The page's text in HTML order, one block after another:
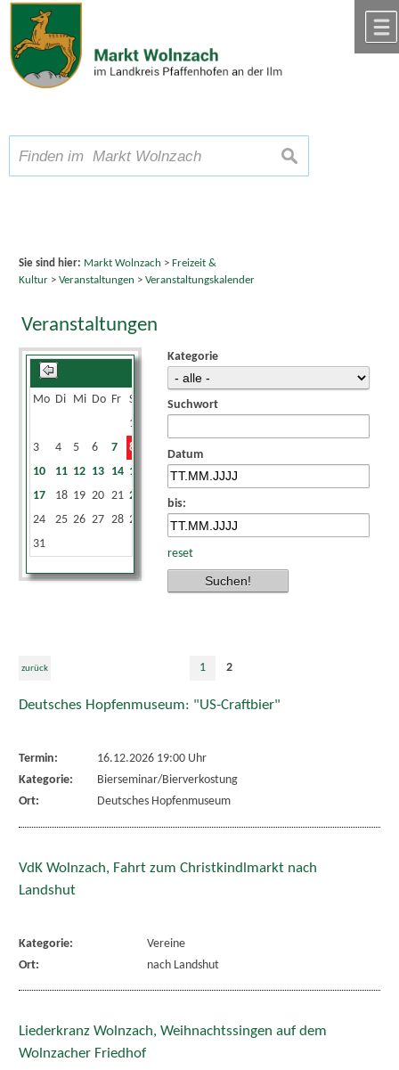
Zum Inhalt,zur Navigation
Schriftgröße A A A suchen
Sie sind hier: Markt Wolnzach > Freizeit &
Kultur> Veranstaltungen > Veranstaltungskalender
Veranstaltungen
Mo Di Mi Do Fr Sa
1
3
4 5 6 7 8
10
11 12 13 14 15
17
18 19 20 21 22
24
25 26 27 28 29
31
Kategorie
Suchwort
Datum
bis:
reset
zurück 1 2
Deutsches Hopfenmuseum: "US-Craftbier"
Termin:
16.12.2026 19:00 Uhr
Kategorie:
Bierseminar/Bierverkostung
Ort:
Deutsches Hopfenmuseum
VdK Wolnzach, Fahrt zum Christkindlmarkt nach
Landshut
Kategorie:
Vereine
Ort:
nach Landshut
Liederkranz Wolnzach, Weihnachtssingen auf dem
Wolnzacher Friedhof